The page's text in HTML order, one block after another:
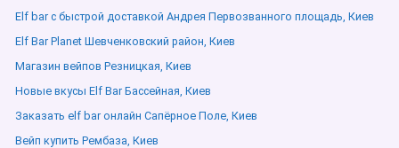
Elf bar с быстрой доставкой Андрея Первозванного площадь, Киев
Elf Bar Planet Шевченковский район, Киев
Магазин вейпов Резницкая, Киев
Новые вкусы Elf Bar Бассейная, Киев
Заказать elf bar онлайн Сапёрное Поле, Киев
Вейп купить Рембаза, Киев